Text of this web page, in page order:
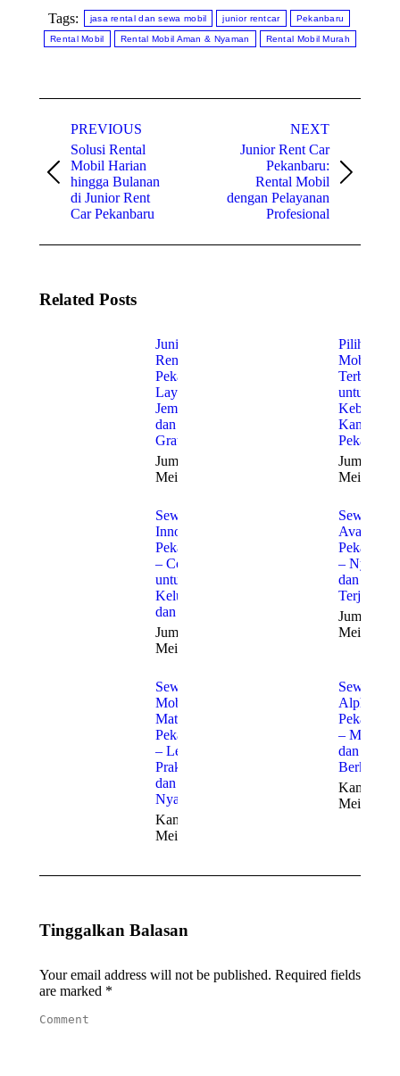
Tags: jasa rental dan sewa mobil junior rentcar Pekanbaru
Rental Mobil Rental Mobil Aman & Nyaman Rental Mobil Murah
navigation
PREVIOUS
Previous
post:
Solusi Rental
Mobil Harian
hingga Bulanan
di Junior Rent
Car Pekanbaru
NEXT
post:
Junior Rent Car
Pekanbaru:
Rental Mobil
dengan Pelayanan
Profesional
Related Posts
Junior
Rent Car
Pekanbaru:
Layanan
Jemput
dan Antar
Gratis
Jumat, 22
Mei 2026
Pilihan
Mobil
Terbaik
untuk
Kebutuhan
Kantor di
Pekanbaru
Jumat, 22
Mei 2026
Sewa
Innova
Pekanbaru
– Cocok
untuk
Keluarga
dan Bisnis
Jumat, 22
Mei 2026
Sewa
Avanza
Pekanbaru
– Nyaman
dan
Jumat, 22
Mei 2026
Sewa
Mobil
Matic
Pekanbaru
– Lebih
Praktis
dan
Nyaman
Kamis, 21
Mei 2026
Sewa
Alphard
Pekanbaru
– Mewah
dan
Berkelas
Kamis, 21
Mei 2026
Tinggalkan Balasan
Your email address will not be published. Required fields
are marked *
Comment